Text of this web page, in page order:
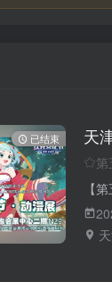
已结束 天
第